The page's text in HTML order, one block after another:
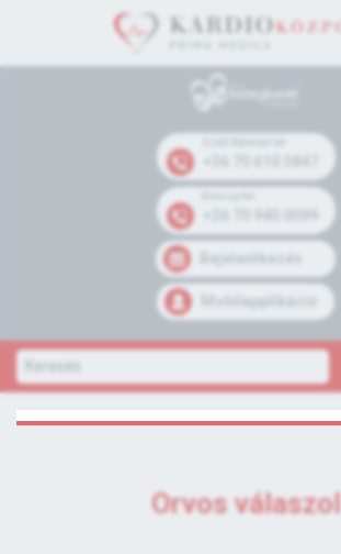
Bejelentkezés
Mobilapplikáció
Orvos válaszol